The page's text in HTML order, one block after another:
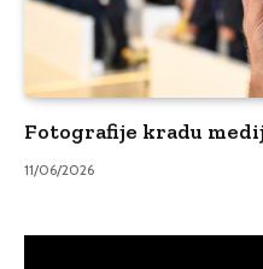
Fotografije kradu
11/06/2026